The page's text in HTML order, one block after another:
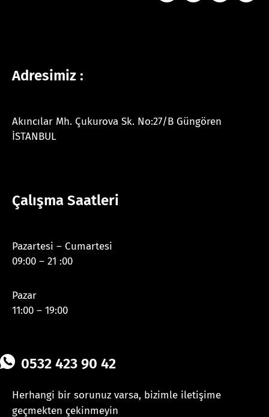
Adresimiz :
Akıncılar Mh. Çukurova Sk. No:27/B Güngören
İSTANBUL
Çalışma Saatleri
Pazartesi – Cumartesi
09:00 – 21 :00
Pazar
11:00 – 19:00
0532 423 90 42
Herhangi bir sorunuz varsa, bizimle iletişime
geçmekten çekinmeyin